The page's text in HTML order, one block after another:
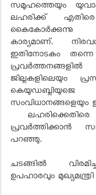
സമൂഹത്തെയും
ലഹരിക്ക്
കൈകോർക്കുന്നു
കാര്യമാണ്.
ഇതിനോടകം
ജില്ലകളിലെയും
സംവിധാനങ്ങളെയും
ലഹരിക്കെതിരെ
പ്രവർത്തിക്കാൻ
പറഞ്ഞു.
ചടങ്ങിൽ
ഉപഹാരവും